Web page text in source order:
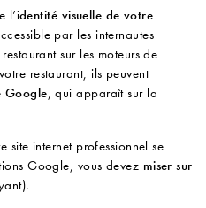
l’identité visuelle de votre
par les internautes
sur les moteurs de
restaurant, ils peuvent
Google, qui apparaît sur la
site internet professionnel se
Google, vous devez miser sur